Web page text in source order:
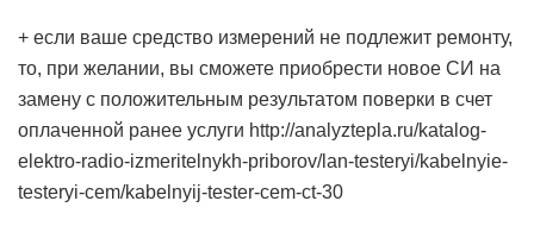
+ если ваше средство измерений не подлежит ремонту,
то, при желании, вы сможете приобрести новое СИ на
замену с положительным результатом поверки в счет
оплаченной ранее услуги http://analyztepla.ru/katalog-
elektro-radio-izmeritelnykh-priborov/lan-testeryi/kabelnyie-
testeryi-cem/kabelnyij-tester-cem-ct-30